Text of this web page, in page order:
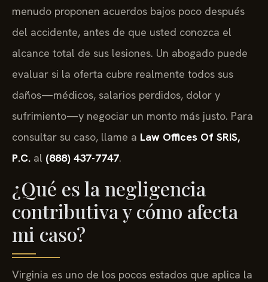
menudo proponen acuerdos bajos poco después
del accidente, antes de que usted conozca el
alcance total de sus lesiones. Un abogado puede
evaluar si la oferta cubre realmente todos sus
daños—médicos, salarios perdidos, dolor y
sufrimiento—y negociar un monto más justo. Para
consultar su caso, llame a Law Offices Of SRIS,
P.C. al (888) 437-7747.
¿Qué es la negligencia
contributiva y cómo afecta
mi caso?
Virginia es uno de los pocos estados que aplica la